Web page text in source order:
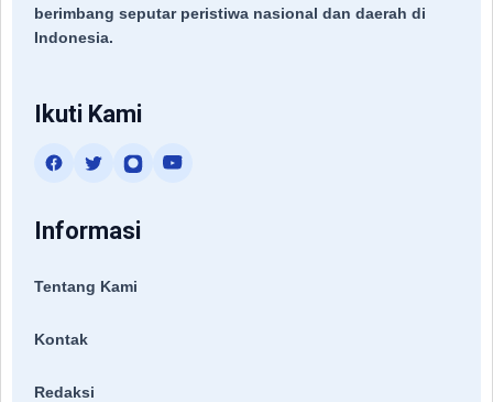
berimbang seputar peristiwa nasional dan daerah di
Indonesia.
Ikuti Kami
Informasi
Tentang Kami
Kontak
Redaksi